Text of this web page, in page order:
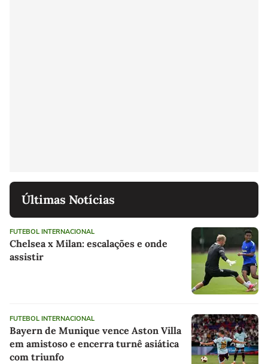
Últimas Notícias
FUTEBOL INTERNACIONAL
Chelsea x Milan: escalações e onde
assistir
FUTEBOL INTERNACIONAL
Bayern de Munique vence Aston Villa
em amistoso e encerra turnê asiática
com triunfo